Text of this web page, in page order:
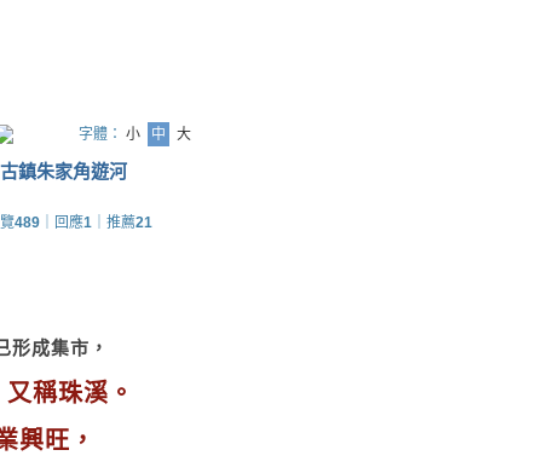
字體： 小 中 大
鎮朱家角遊河
489 ｜回應1 ｜推薦21
形成集市，
稱珠溪。
興旺，